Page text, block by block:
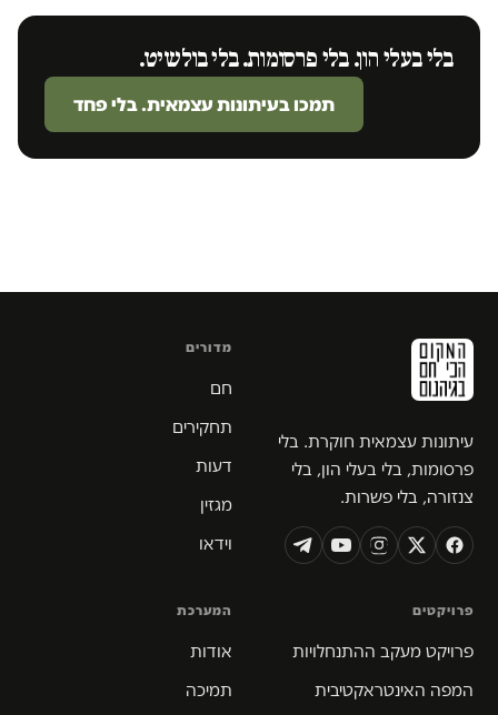
בלי בעלי הון. בלי פרסומות. בלי בולשיט.
תמכו בעיתונות עצמאית. בלי פחד
עיתונות עצמאית חוקרת. בלי
פרסומות, בלי בעלי הון, בלי
צנזורה, בלי פשרות.
מדורים
חם
תחקירים
דעות
מגזין
וידאו
פרויקטים
פרויקט מעקב ההתנחלויות
המפה האינטראקטיבית
המערכת
אודות
תמיכה